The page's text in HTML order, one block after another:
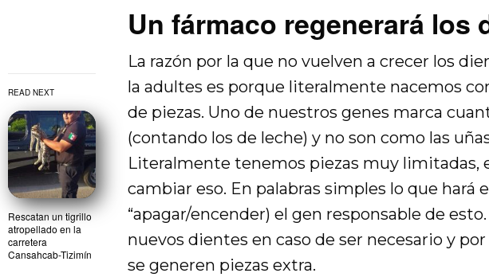
READ NEXT
Rescatan un tigrillo
atropellado en la
carretera
Cansahcab-Tizimín
Un fármaco regenerará los
La razón por la que no vuelven a crecer los
la adultes es porque literalmente nacemos
de piezas. Uno de nuestros genes marca
(contando los de leche) y no son como las
Literalmente tenemos piezas muy limitadas,
cambiar eso. En palabras simples lo que hará
“apagar/encender) el gen responsable de
nuevos dientes en caso de ser necesario y
se generen piezas extra.